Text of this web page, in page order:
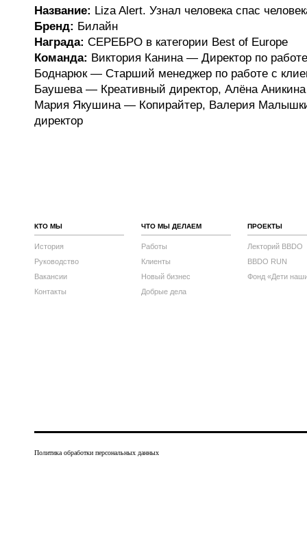
Название: Liza Alert. Узнал человека спас
Бренд: Билайн
Награда: CЕРЕБРО в категории Best of Europe
Команда: Виктория Канина — Директор по
Боднарюк — Старший менеджер по работе с
Баушева — Креативный директор, Алёна
Мария Якушина — Копирайтер, Валерия
директор
КТО МЫ
История
Руководство
Вакансии
Контакты
ЧТО МЫ ДЕЛАЕМ
Работы
Клиенты
Новый бизнес
Добрые дела
ПРОЕКТЫ
Лекторий BBDO
BBDO RUN
Фонд «Дети
Политика обработки персональных данных